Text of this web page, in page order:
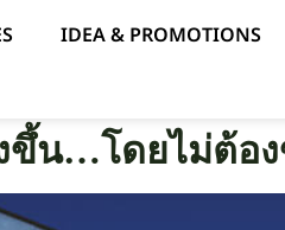
IDEA & PROMOTIONS
ขึ้น…โดยไม่ต้อ